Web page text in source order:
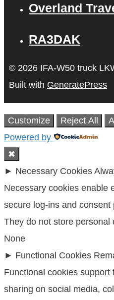
Overland
RA3DAK
© 2026 IFA-W50 truck
Built with GeneratePress
Customize Reject All
Powered by
✖
► Necessary Cookies
Necessary cookies enable
secure log-ins and
They do not store personal
None
► Functional Cookies
Functional cookies support
sharing on social media,